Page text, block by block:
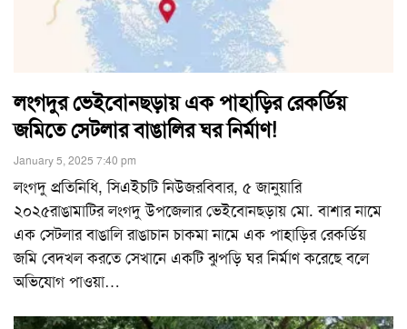
লংগদুর ভেইবোনছড়ায় এক পাহাড়ির রেকর্ডিয়
জমিতে সেটলার বাঙালির ঘর নির্মাণ!
January 5, 2025 7:40 pm
লংগদু প্রতিনিধি, সিএইচটি নিউজরবিবার, ৫ জানুয়ারি
২০২৫রাঙামাটির লংগদু উপজেলার ভেইবোনছড়ায় মো. বাশার নামে
এক সেটলার বাঙালি রাঙাচান চাকমা নামে এক পাহাড়ির রেকর্ডিয়
জমি বেদখল করতে সেখানে একটি ঝুপড়ি ঘর নির্মাণ করেছে বলে
অভিযোগ পাওয়া…